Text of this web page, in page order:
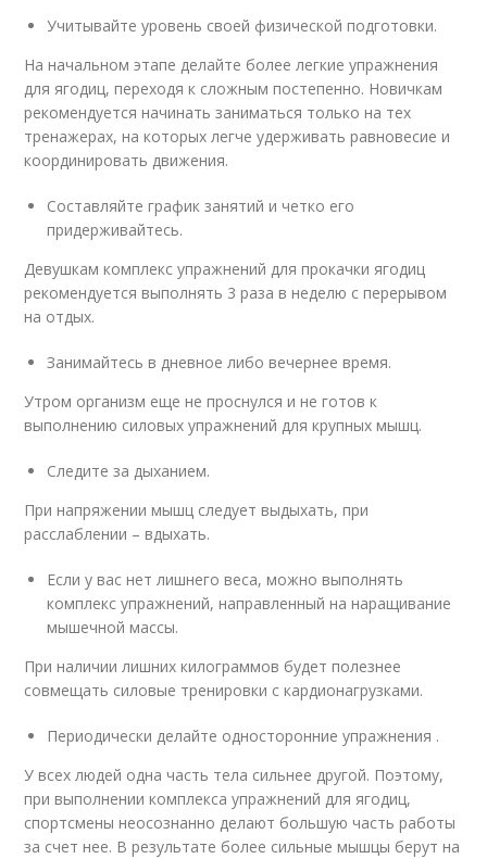
Учитывайте уровень своей физической подготовки.
На начальном этапе делайте более легкие упражнения
для ягодиц, переходя к сложным постепенно. Новичкам
рекомендуется начинать заниматься только на тех
тренажерах, на которых легче удерживать равновесие и
координировать движения.
Составляйте график занятий и четко его
придерживайтесь.
Девушкам комплекс упражнений для прокачки ягодиц
рекомендуется выполнять 3 раза в неделю с перерывом
на отдых.
Занимайтесь в дневное либо вечернее время.
Утром организм еще не проснулся и не готов к
выполнению силовых упражнений для крупных мышц.
Следите за дыханием.
При напряжении мышц следует выдыхать, при
расслаблении – вдыхать.
Если у вас нет лишнего веса, можно выполнять
комплекс упражнений, направленный на наращивание
мышечной массы.
При наличии лишних килограммов будет полезнее
совмещать силовые тренировки с кардионагрузками.
Периодически делайте односторонние упражнения .
У всех людей одна часть тела сильнее другой. Поэтому,
при выполнении комплекса упражнений для ягодиц,
спортсмены неосознанно делают большую часть работы
за счет нее. В результате более сильные мышцы берут на